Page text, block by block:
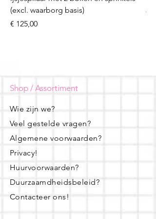
(excl. waarborg basis)
Prijs
€ 125,00
Prijs
€
Shop / Assortiment
Wie zijn we?
Veel gestelde vragen?
Algemene voorwaarden?
Privacy!
Huurvoorwaarden?
Duurzaamdheidsbeleid?
Contacteer ons!